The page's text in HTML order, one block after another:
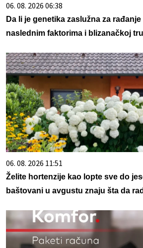
06. 08. 2026 06:38
Da li je genetika zaslužna za
naslednim faktorima i blizanačkoj
06. 08. 2026 11:51
Želite hortenzije kao lopte sve do
baštovani u avgustu znaju šta da